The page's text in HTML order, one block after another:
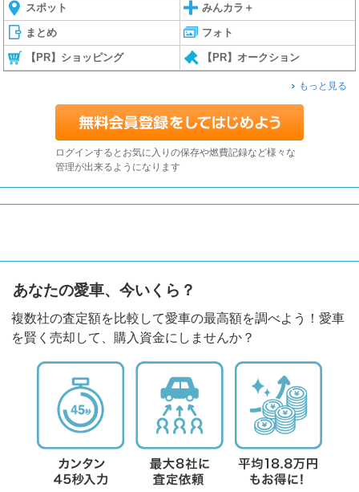
スポット みんカラ＋
まとめ フォト
【PR】ショッピング 【PR】オークション
もっと見る
ログインするとお気に入りの保存や燃費記録など様々な
管理が出来るようになります
あなたの愛車、今いくら？
複数社の査定額を比較して愛車の最高額を調べよう！愛車
を賢く売却して、購入資金にしませんか？